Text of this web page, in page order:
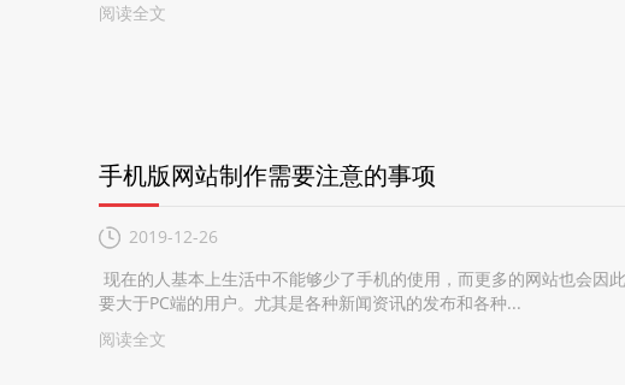
阅读全文
手机版网站制作需要注意的事项
2019-12-26
现在的人基本上生活中不能够少了手机的使用，而更多的网站也会因
要大于PC端的用户。尤其是各种新闻资讯的发布和各种...
阅读全文